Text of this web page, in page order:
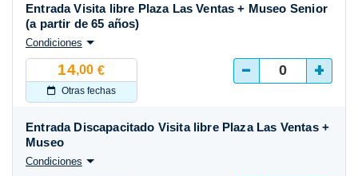
14,00 €
Otras fechas
Entrada Visita libre Plaza Las Ventas + Museo Senior
(a partir de 65 años)
Condiciones
- +
Entrada Discapacitado Visita libre Plaza Las Ventas +
Museo
Condiciones